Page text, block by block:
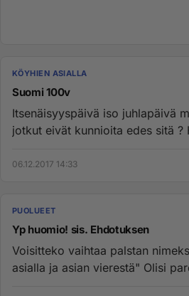
KÖYHIEN ASIALLA
Suomi 100v
Itsenäisyyspäivä iso juhlapäivä
jotkut eivät kunnioita edes sitä ?
06.12.2017 14:33
PUOLUEET
Yp huomio! sis. Ehdotuksen
Voisitteko vaihtaa palstan
asialla ja asian